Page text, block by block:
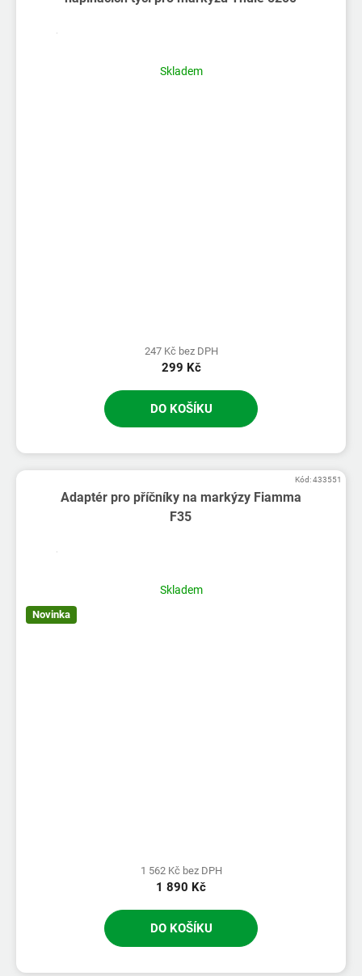
Skladem
247 Kč bez DPH
299 Kč
DO KOŠÍKU
Adaptér pro příčníky na markýzy Fiamma
F35
Skladem
Novinka
1 562 Kč bez DPH
1 890 Kč
DO KOŠÍKU
Kód:433551